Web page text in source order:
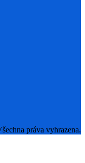
práva vyhrazena.